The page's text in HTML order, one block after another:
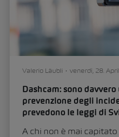
Valerio Läubli venerdì, 28.
Dashcam: sono
prevenzione degli
prevedono le leggi di
A chi non è mai capitato